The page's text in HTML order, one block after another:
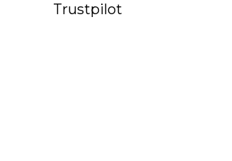
Trustpilot